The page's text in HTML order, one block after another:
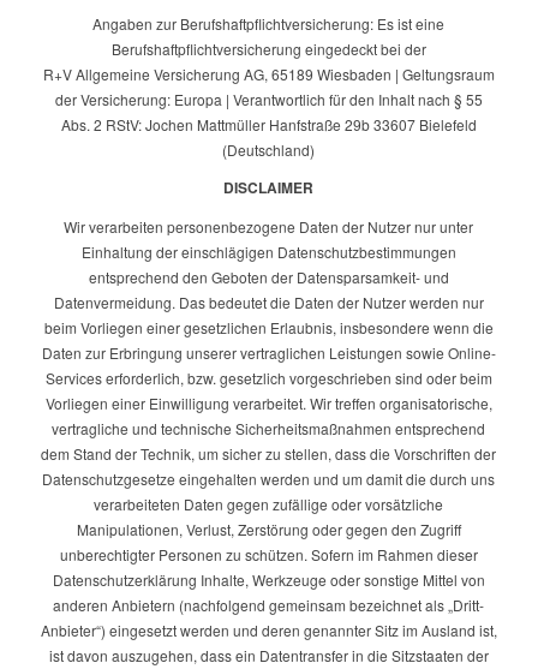
Angaben zur Berufshaftpflichtversicherung: Es ist eine
Berufshaftpflichtversicherung eingedeckt bei der
R+V Allgemeine Versicherung AG, 65189 Wiesbaden | Geltungsraum
der Versicherung: Europa | Verantwortlich für den Inhalt nach § 55
Abs. 2 RStV: Jochen Mattmüller Hanfstraße 29b 33607 Bielefeld
(Deutschland)
DISCLAIMER
Wir verarbeiten personenbezogene Daten der Nutzer nur unter
Einhaltung der einschlägigen Datenschutzbestimmungen
entsprechend den Geboten der Datensparsamkeit- und
Datenvermeidung. Das bedeutet die Daten der Nutzer werden nur
beim Vorliegen einer gesetzlichen Erlaubnis, insbesondere wenn die
Daten zur Erbringung unserer vertraglichen Leistungen sowie Online-
Services erforderlich, bzw. gesetzlich vorgeschrieben sind oder beim
Vorliegen einer Einwilligung verarbeitet. Wir treffen organisatorische,
vertragliche und technische Sicherheitsmaßnahmen entsprechend
dem Stand der Technik, um sicher zu stellen, dass die Vorschriften der
Datenschutzgesetze eingehalten werden und um damit die durch uns
verarbeiteten Daten gegen zufällige oder vorsätzliche
Manipulationen, Verlust, Zerstörung oder gegen den Zugriff
unberechtigter Personen zu schützen. Sofern im Rahmen dieser
Datenschutzerklärung Inhalte, Werkzeuge oder sonstige Mittel von
anderen Anbietern (nachfolgend gemeinsam bezeichnet als „Dritt-
Anbieter“) eingesetzt werden und deren genannter Sitz im Ausland ist,
ist davon auszugehen, dass ein Datentransfer in die Sitzstaaten der